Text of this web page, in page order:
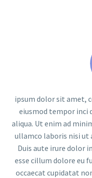
ipsum dolor sit amet,
eiusmod tempor inci
aliqua. Ut enim ad
ullamco laboris nisi ut
Duis aute irure dolor
esse cillum dolore eu
occaecat cupidatat